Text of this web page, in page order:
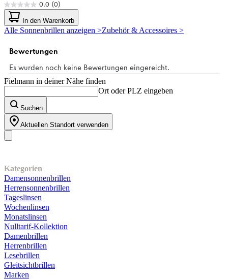
0.0 (0)
0.0
von
5
Sternen.
In den Warenkorb
Alle Sonnenbrillen anzeigen >Zubehör & Accessoires >
Fielmann in deiner Nähe finden
Ort oder PLZ eingeben
Suchen
Aktuellen Standort verwenden
Kategorien
Damensonnenbrillen
Herrensonnenbrillen
Tageslinsen
Wochenlinsen
Monatslinsen
Nulltarif-Kollektion
Damenbrillen
Herrenbrillen
Lesebrillen
Gleitsichtbrillen
Marken